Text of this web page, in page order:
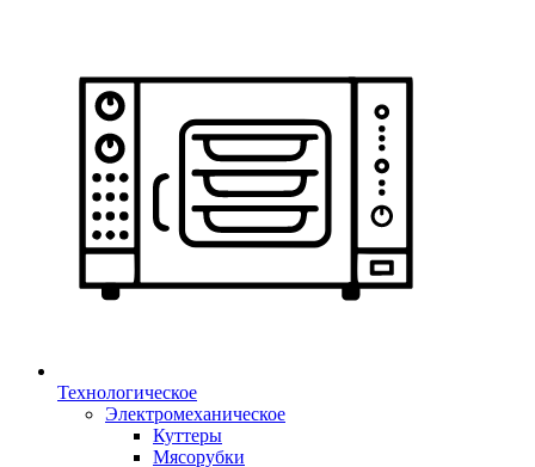
Технологическое
Электромеханическое
Куттеры
Мясорубки